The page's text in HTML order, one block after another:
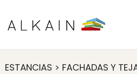
ESTANCIAS > FACHADAS Y